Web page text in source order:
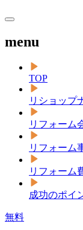
menu
TOP
リショップ
リフォーム
リフォーム
リフォーム
成功のポイ
無料